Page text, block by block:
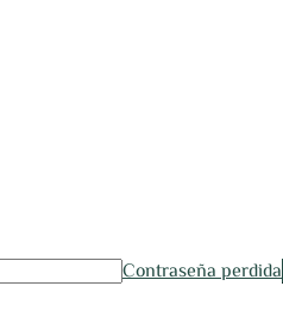
Contraseña perdida